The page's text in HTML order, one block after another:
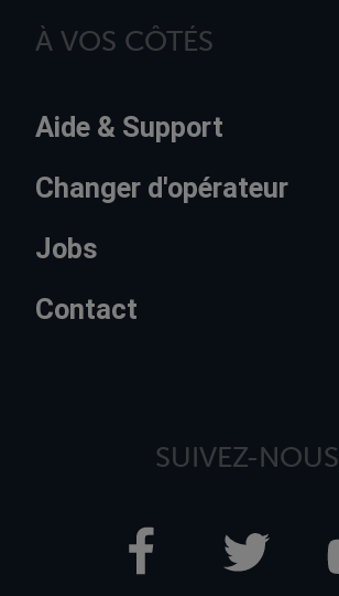
À VOS CÔTÉS
Aide & Support
Changer d'opérateur
Jobs
Contact
SUIVEZ-NOUS